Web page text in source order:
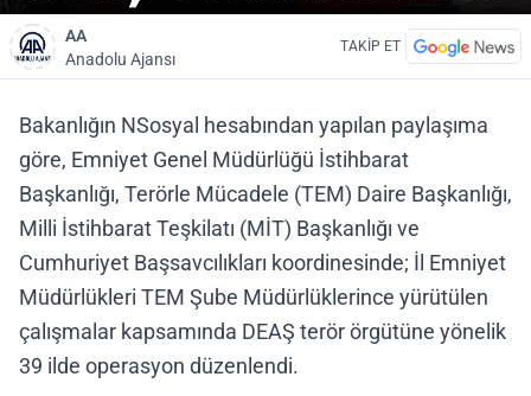
AA
Anadolu Ajansı
TAKİP ET
Bakanlığın NSosyal hesabından yapılan paylaşıma
göre, Emniyet Genel Müdürlüğü İstihbarat
Başkanlığı, Terörle Mücadele (TEM) Daire Başkanlığı,
Milli İstihbarat Teşkilatı (MİT) Başkanlığı ve
Cumhuriyet Başsavcılıkları koordinesinde; İl Emniyet
Müdürlükleri TEM Şube Müdürlüklerince yürütülen
çalışmalar kapsamında DEAŞ terör örgütüne yönelik
39 ilde operasyon düzenlendi.